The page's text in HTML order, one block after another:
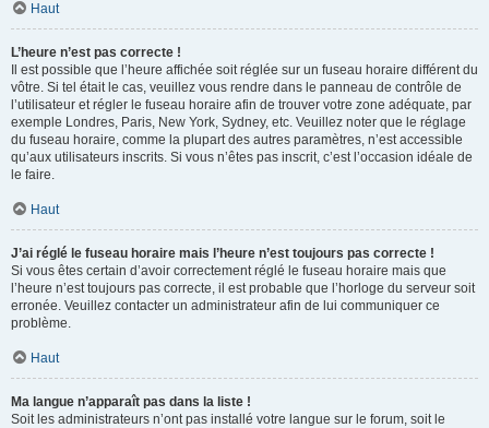
Haut
L’heure n’est pas correcte !
Il est possible que l’heure affichée soit réglée sur un fuseau horaire différent du
vôtre. Si tel était le cas, veuillez vous rendre dans le panneau de contrôle de
l’utilisateur et régler le fuseau horaire afin de trouver votre zone adéquate, par
exemple Londres, Paris, New York, Sydney, etc. Veuillez noter que le réglage
du fuseau horaire, comme la plupart des autres paramètres, n’est accessible
qu’aux utilisateurs inscrits. Si vous n’êtes pas inscrit, c’est l’occasion idéale de
le faire.
Haut
J’ai réglé le fuseau horaire mais l’heure n’est toujours pas correcte !
Si vous êtes certain d’avoir correctement réglé le fuseau horaire mais que
l’heure n’est toujours pas correcte, il est probable que l’horloge du serveur soit
erronée. Veuillez contacter un administrateur afin de lui communiquer ce
problème.
Haut
Ma langue n’apparaît pas dans la liste !
Soit les administrateurs n’ont pas installé votre langue sur le forum, soit le